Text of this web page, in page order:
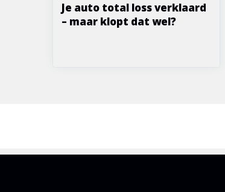
Je auto total loss verklaard
– maar klopt dat wel?